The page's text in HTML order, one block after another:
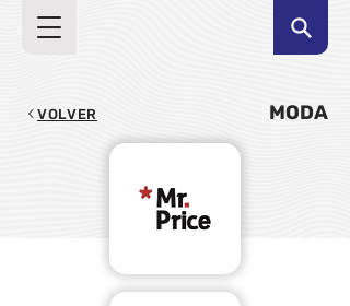
VOLVER MODA